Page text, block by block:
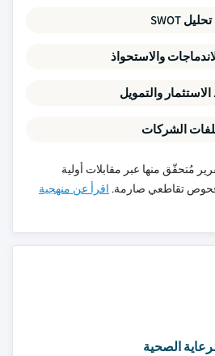
تحليل SWOT
والاستحواذ
والتمويل
الشركات
مُتحقّق منها عبر مقابلات أولية
تقاطعي صارمة. اقرأ عن منهجية
الصحية